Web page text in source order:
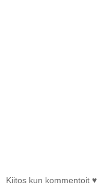
Kiitos kun kommentoit ♥